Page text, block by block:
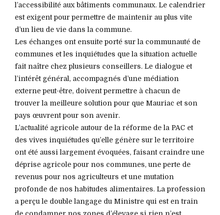
l’accessibilité aux bâtiments communaux. Le calendrier
est exigent pour permettre de maintenir au plus vite
d’un lieu de vie dans la commune.
Les échanges ont ensuite porté sur la communauté de
communes et les inquiétudes que la situation actuelle
fait naître chez plusieurs conseillers. Le dialogue et
l’intérêt général, accompagnés d’une médiation
externe peut-être, doivent permettre à chacun de
trouver la meilleure solution pour que Mauriac et son
pays œuvrent pour son avenir.
L’actualité agricole autour de la réforme de la PAC et
des vives inquiétudes qu’elle génère sur le territoire
ont été aussi largement évoquées, faisant craindre une
déprise agricole pour nos communes, une perte de
revenus pour nos agriculteurs et une mutation
profonde de nos habitudes alimentaires. La profession
a perçu le double langage du Ministre qui est en train